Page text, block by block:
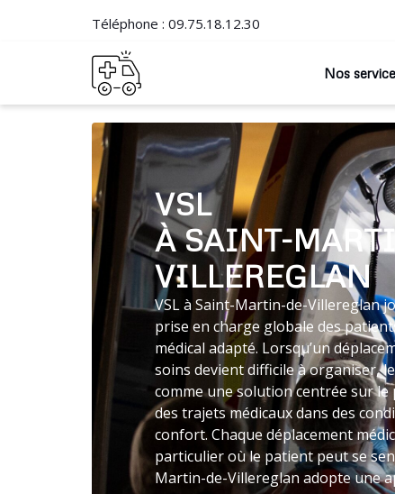
Téléphone : 09.75.18.12.30
Nos
VSL
À SAINT-
VILLEREGLAN
VSL à Saint-Martin-de-Villereglan
prise en charge globale des
médical adapté. Lorsqu’un
soins devient difficile à organiser,
comme une solution centrée sur le
des trajets médicaux dans des
confort. Chaque déplacement
particulier où le patient peut se
Martin-de-Villereglan adopte une